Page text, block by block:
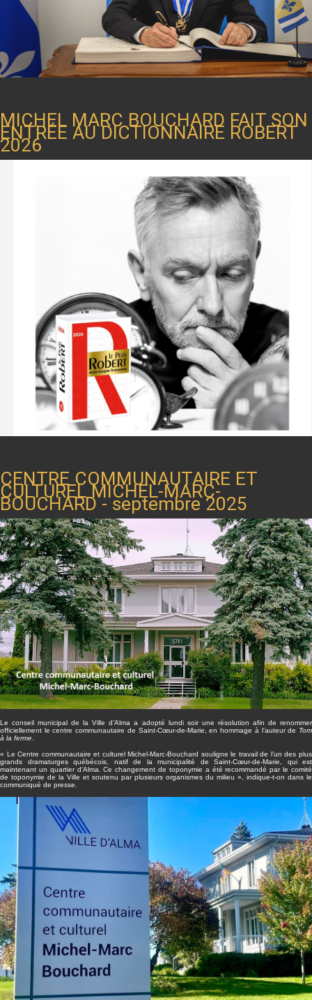
MICHEL MARC BOUCHARD FAIT SON
ENTRÉE AU DICTIONNAIRE ROBERT
2026
CENTRE COMMUNAUTAIRE ET
CULTUREL MICHEL-MARC-
BOUCHARD - septembre 2025
Le conseil municipal de la Ville d’Alma a adopté lundi soir une résolution afin de renommer
officiellement le centre communautaire de Saint-Cœur-de-Marie, en hommage à l’auteur de Tom
à la ferme
« Le Centre communautaire et culturel Michel-Marc-Bouchard souligne le travail de l’un des plus
grands dramaturges québécois, natif de la municipalité de Saint-Cœur-de-Marie, qui est
maintenant un quartier d’Alma. Ce changement de toponymie a été recommandé par le comité
de toponymie de la Ville et soutenu par plusieurs organismes du milieu », indique-t-on dans le
communiqué de presse.